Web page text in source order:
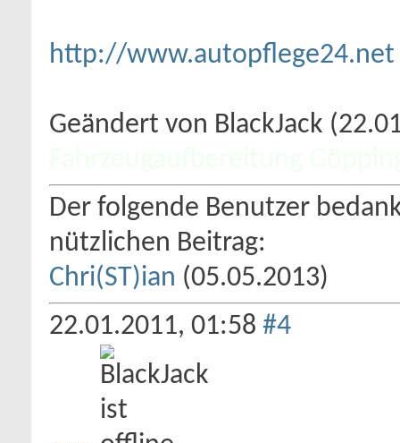
http://www.autopflege24.net
Geändert von BlackJack
Der folgende Benutzer
nützlichen Beitrag:
Chri(ST)ian (05.05.2013)
22.01.2011, 01:58 #4